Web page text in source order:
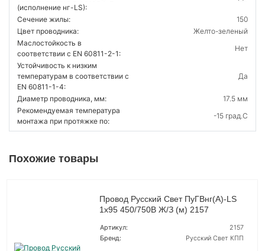
(исполнение нг-LS):
Сечение жилы:
150
Цвет проводника:
Желто-зеленый
Маслостойкость в
соответствии с EN 60811-2-1:
Нет
Устойчивость к низким
температурам в соответствии с
EN 60811-1-4:
Да
Диаметр проводника, мм:
17.5 мм
Рекомендуемая температура
монтажа при протяжке по:
-15 град.C
Похожие товары
Провод Русский Свет ПуГВнг(А)-LS
1х95 450/750В Ж/З (м) 2157
Артикул:
2157
Бренд:
Русский Свет КПП